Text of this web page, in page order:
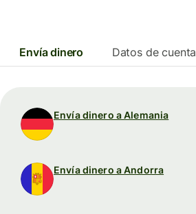
Envía dinero Datos de cuenta
Envía dinero a Alemania
Envía dinero a Andorra